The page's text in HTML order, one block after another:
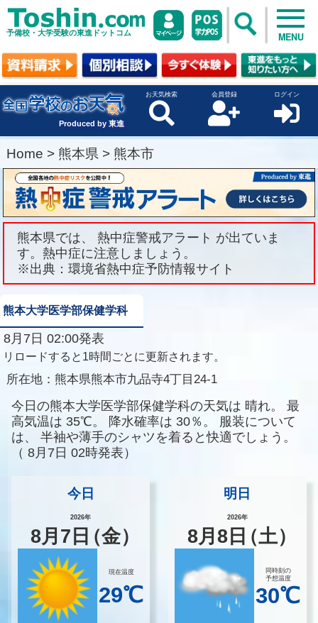
予備校・大学受験の東進ドットコム MENU
Produced by 東進
お天気検索 会員登録 ログイン
Home > 熊本県 > 熊本市
熊本県では、 熱中症警戒アラート が出ていま
す。熱中症に注意しましょう。
※出典：環境省熱中症予防情報サイト
熊本大学医学部保健学科
8月7日 02:00発表
リロードすると1時間ごとに更新されます。
所在地： 熊本県熊本市九品寺4丁目24-1
今日の熊本大学医学部保健学科の天気は 晴れ。
最
高気温は 35℃。 降水確率は 30％。
服装について
は、
半袖や薄手のシャツを着ると快適でしょう。
（ 8月7日 02時発表）
今日
2026年
8月 7 日（金）
現在温度
29℃
明日
2026年
8月8 日（土）
同時刻の
予想温度
30℃